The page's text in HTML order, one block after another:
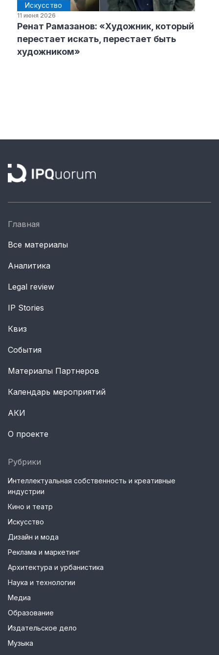
Искусство
11 июня 2026
Ренат Рамазанов: «Художник, который
перестает искать, перестает быть
художником»
Главная
Все материалы
Аналитика
Legal review
IP Stories
Квиз
События
Материалы Партнеров
Календарь мероприятий
АКИ
О проекте
Рубрики
Интеллектуальная собственность и креативные
индустрии
Кино и театр
Искусство
Дизайн и мода
Реклама и маркетинг
Архитектура и урбанистика
Наука и технологии
Медиа
Образование
Издательское дело
Музыка